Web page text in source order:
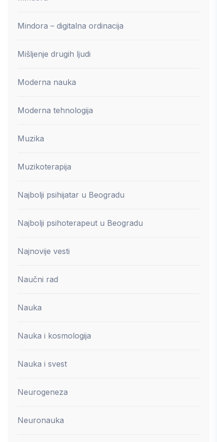
Mindora – digitalna ordinacija
Mišljenje drugih ljudi
Moderna nauka
Moderna tehnologija
Muzika
Muzikoterapija
Najbolji psihijatar u Beogradu
Najbolji psihoterapeut u Beogradu
Najnovije vesti
Naučni rad
Nauka
Nauka i kosmologija
Nauka i svest
Neurogeneza
Neuronauka